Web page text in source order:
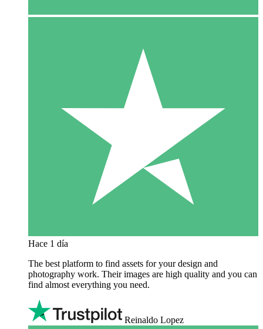
Hace 1 día
The best platform to find assets for your design and
photography work. Their images are high quality and you can
find almost everything you need.
Reinaldo Lopez